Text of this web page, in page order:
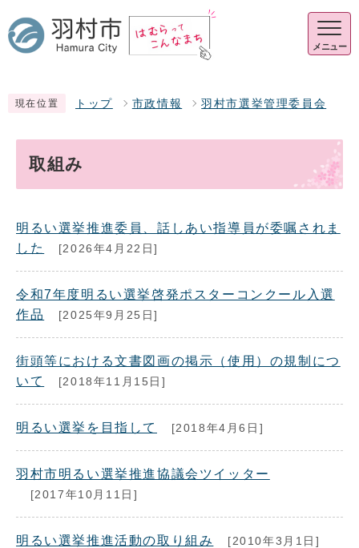
メニュー
現在位置 トップ 市政情報 羽村市選挙管理委員会
取組み
明るい選挙推進委員、話しあい指導員が委嘱されま
した
[2026年4月22日]
令和7年度明るい選挙啓発ポスターコンクール入選
作品
[2025年9月25日]
街頭等における文書図画の掲示（使用）の規制につ
いて
[2018年11月15日]
明るい選挙を目指して [2018年4月6日]
羽村市明るい選挙推進協議会ツイッター
[2017年10月11日]
明るい選挙推進活動の取り組み [2010年3月1日]